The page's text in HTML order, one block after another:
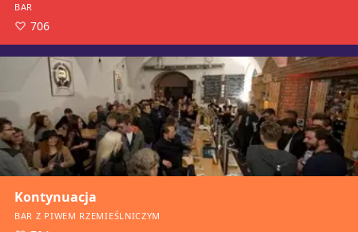
BAR
706
Kontynuacja
BAR Z PIWEM RZEMIEŚLNICZYM